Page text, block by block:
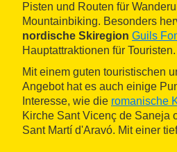
Pisten und Routen für
Mountainbiking. Besonders
nordische Skiregion Guils
Hauptattraktionen für Touristen.
Mit einem guten touristischen
Angebot hat es auch einige
Interesse, wie die romanische
Kirche Sant Vicenç de Saneja
Sant Martí d'Aravó. Mit einer